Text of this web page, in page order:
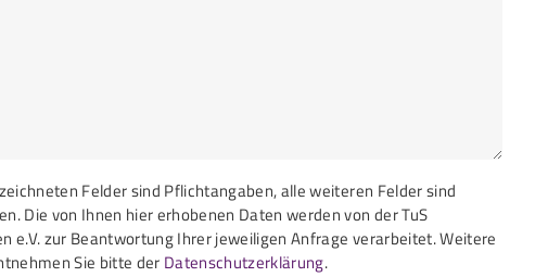
Felder sind Pflichtangaben, alle weiteren Felder sind
Die von Ihnen hier erhobenen Daten werden von der TuS
e.V. zur Beantwortung Ihrer jeweiligen Anfrage verarbeitet. Weitere
Sie bitte der Datenschutzerklärung.